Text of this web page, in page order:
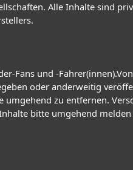
Alle Inhalte sind
Fans und -
oder anderweitig
zu entfernen.
bitte umgehend